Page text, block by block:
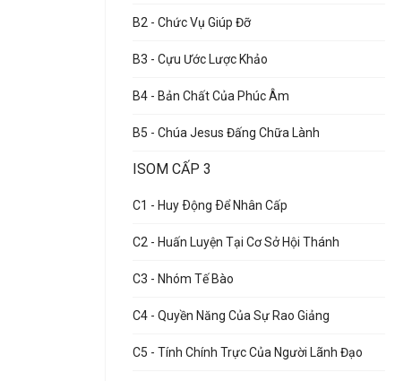
B2 - Chức Vụ Giúp Đỡ
B3 - Cựu Ước Lược Khảo
B4 - Bản Chất Của Phúc Âm
B5 - Chúa Jesus Đấng Chữa Lành
ISOM CẤP 3
C1 - Huy Ðộng Ðể Nhân Cấp
C2 - Huấn Luyện Tại Cơ Sở Hội Thánh
C3 - Nhóm Tế Bào
C4 - Quyền Năng Của Sự Rao Giảng
C5 - Tính Chính Trực Của Người Lãnh Đạo